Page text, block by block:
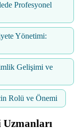
Profesyonel
Yönetimi:
Gelişimi ve
Rolü ve Önemi
Uzmanları